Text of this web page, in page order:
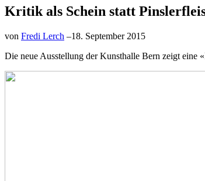
Kritik als Schein statt
von Fredi Lerch –18. September 2015
Die neue Ausstellung der Kunsthalle Bern zeigt eine